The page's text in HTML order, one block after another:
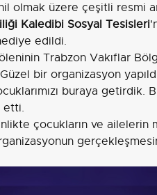
olmak üzere çeşitli resmi
Kaledibi Sosyal Tesisleri
edildi.
Trabzon Vakıflar
bir organizasyon
buraya getirdik.
etti.
çocukların ve ailelerin